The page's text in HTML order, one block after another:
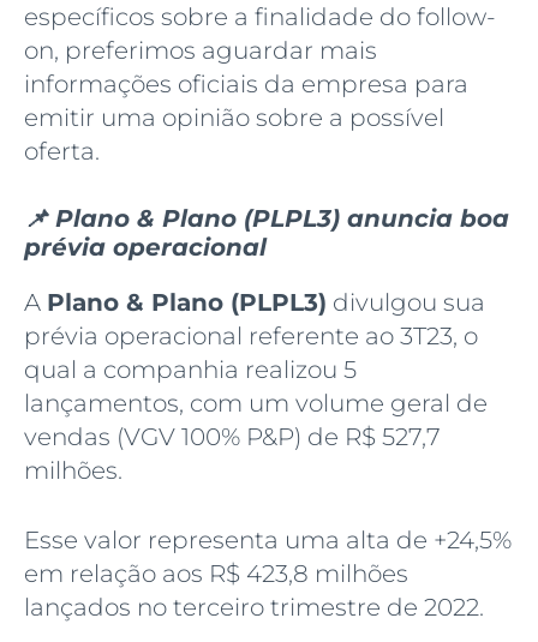
específicos sobre a finalidade do follow-
on, preferimos aguardar mais
informações oficiais da empresa para
emitir uma opinião sobre a possível
oferta.
📌 Plano & Plano (PLPL3) anuncia boa
prévia operacional
A Plano & Plano (PLPL3) divulgou sua
prévia operacional referente ao 3T23, o
qual a companhia realizou 5
lançamentos, com um volume geral de
vendas (VGV 100% P&P) de R$ 527,7
milhões.
Esse valor representa uma alta de +24,5%
em relação aos R$ 423,8 milhões
lançados no terceiro trimestre de 2022.